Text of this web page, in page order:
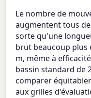
Le nombre de
augmentent tous
sorte qu'une
brut beaucoup plus
m, même à
bassin standard de
comparer
aux grilles